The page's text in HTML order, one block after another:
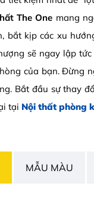
The One mang
bắt kịp các xu
sẽ ngay lập
của bạn. Đừng
Bắt đầu sự thay
tại Nội thất phòng
MẪU MÀU